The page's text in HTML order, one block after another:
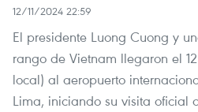
12/11/2024 22:59
El presidente Luong Cuong y
rango de Vietnam llegaron el
local) al aeropuerto
Lima, iniciando su visita oficial